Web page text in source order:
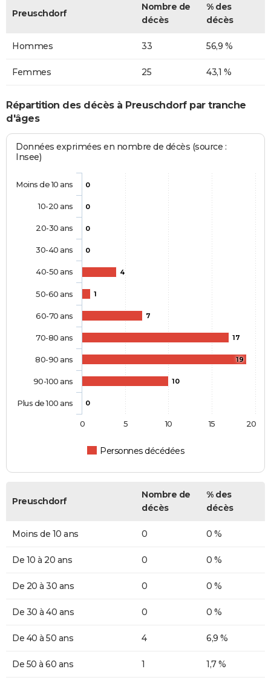
Preuschdorf
Nombre de
décès
% des
décès
Hommes 33 56,9 %
Femmes 25 43,1 %
Répartition des décès à Preuschdorf par tranche
d'âges
Données exprimées en nombre de décès (source :
Insee)
0
0
0
0
4
1
7
17
19
10
0
Personnes décédées
Moins de 10 ans
10-20 ans
20-30 ans
30-40 ans
40-50 ans
50-60 ans
60-70 ans
70-80 ans
80-90 ans
90-100 ans
Plus de 100 ans
0 5 10 15 20
Preuschdorf
Nombre de
décès
% des
décès
Moins de 10 ans 0 0 %
De 10 à 20 ans 0 0 %
De 20 à 30 ans 0 0 %
De 30 à 40 ans 0 0 %
De 40 à 50 ans 4 6,9 %
De 50 à 60 ans 1 1,7 %